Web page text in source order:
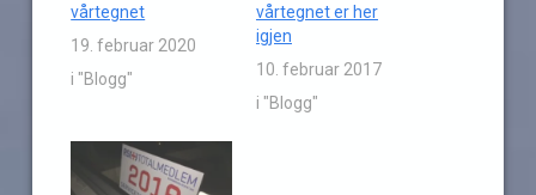
vårtegnet
19. februar 2020
i "Blogg"
vårtegnet er her
igjen
10. februar 2017
i "Blogg"